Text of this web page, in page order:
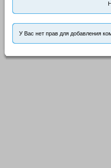
У Вас нет прав для добавления